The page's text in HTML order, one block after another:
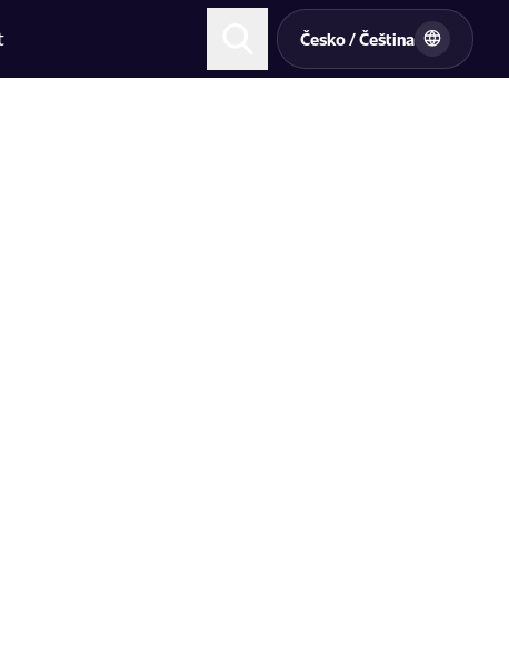
Česko / Čeština